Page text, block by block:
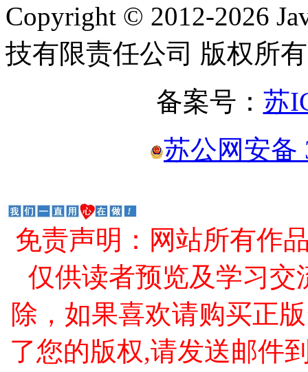
Copyright © 2012-2026
技有限责任公司 版权所有
备案号： 苏
苏公网安备
免责声明：网站所有作
仅供读者预览及学习交
除，如果喜欢请购买正
了您的版权,请发送邮件